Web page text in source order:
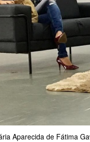
Aparecida de Fátima